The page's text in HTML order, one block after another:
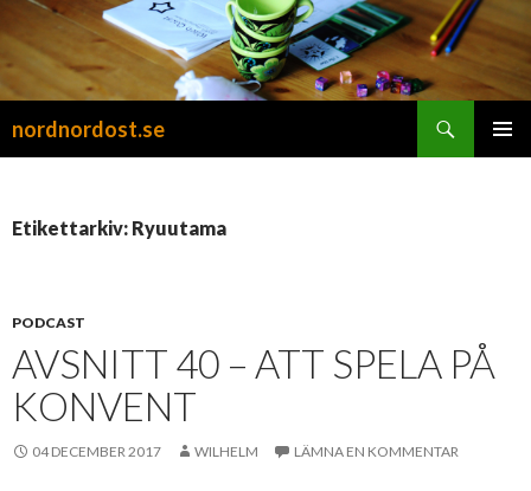
nordnordost.se
Etikettarkiv: Ryuutama
PODCAST
AVSNITT 40 – ATT SPELA PÅ
KONVENT
04 DECEMBER 2017 WILHELM LÄMNA EN KOMMENTAR